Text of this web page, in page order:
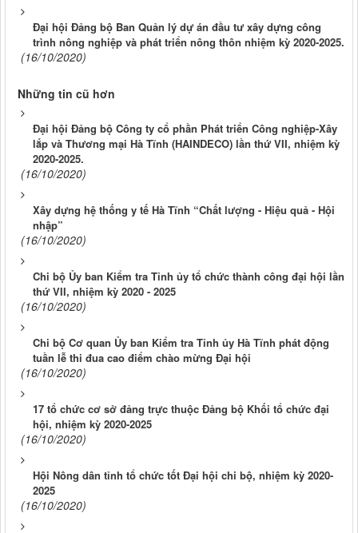
Đại hội Đảng bộ Ban Quản lý dự án đầu tư xây dựng công
trình nông nghiệp và phát triển nông thôn nhiệm kỳ 2020-2025.
(16/10/2020)
Những tin cũ hơn
Đại hội Đảng bộ Công ty cổ phần Phát triển Công nghiệp-Xây
lắp và Thương mại Hà Tĩnh (HAINDECO) lần thứ VII, nhiệm kỳ
2020-2025.
(16/10/2020)
Xây dựng hệ thống y tế Hà Tĩnh “Chất lượng - Hiệu quả - Hội
nhập”
(16/10/2020)
Chi bộ Ủy ban Kiểm tra Tỉnh ủy tổ chức thành công đại hội lần
thứ VII, nhiệm kỳ 2020 - 2025
(16/10/2020)
Chi bộ Cơ quan Ủy ban Kiểm tra Tỉnh ủy Hà Tĩnh phát động
tuần lễ thi đua cao điểm chào mừng Đại hội
(16/10/2020)
17 tổ chức cơ sở đảng trực thuộc Đảng bộ Khối tổ chức đại
hội, nhiệm kỳ 2020-2025
(16/10/2020)
Hội Nông dân tỉnh tổ chức tốt Đại hội chi bộ, nhiệm kỳ 2020-
2025
(16/10/2020)